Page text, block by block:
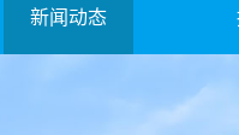
新闻动态